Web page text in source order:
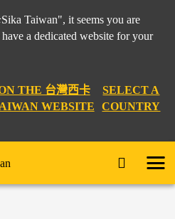
Taiwan", it seems you are
a dedicated website for your
THE 台灣西卡
WEBSITE
SELECT A
COUNTRY